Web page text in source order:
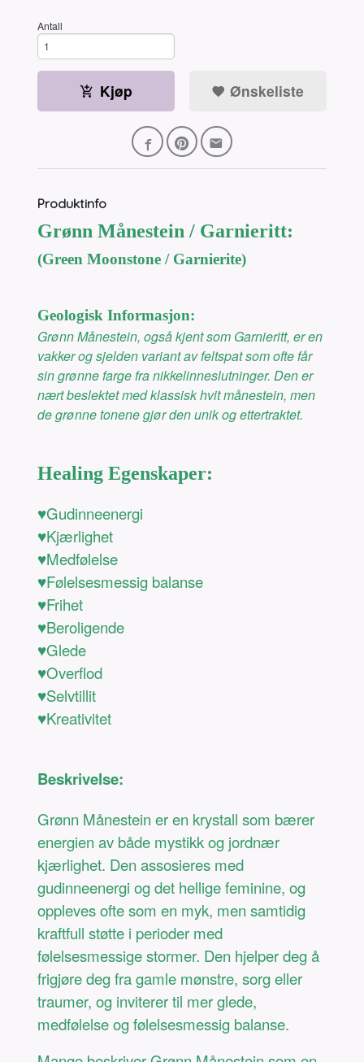
Antall
Kjøp Ønskeliste
Produktinfo
Grønn Månestein / Garnieritt:
(Green Moonstone / Garnierite)
Geologisk Informasjon:
Grønn Månestein, også kjent som Garnieritt, er en
vakker og sjelden variant av feltspat som ofte får
sin grønne farge fra nikkelinneslutninger. Den er
nært beslektet med klassisk hvit månestein, men
de grønne tonene gjør den unik og ettertraktet.
Healing Egenskaper:
♥Gudinneenergi
♥Kjærlighet
♥Medfølelse
♥Følelsesmessig balanse
♥Frihet
♥Beroligende
♥Glede
♥Overflod
♥Selvtillit
♥Kreativitet
Beskrivelse:
Grønn Månestein er en krystall som bærer
energien av både mystikk og jordnær
kjærlighet. Den assosieres med
gudinneenergi og det hellige feminine, og
oppleves ofte som en myk, men samtidig
kraftfull støtte i perioder med
følelsesmessige stormer. Den hjelper deg å
frigjøre deg fra gamle mønstre, sorg eller
traumer, og inviterer til mer glede,
medfølelse og følelsesmessig balanse.